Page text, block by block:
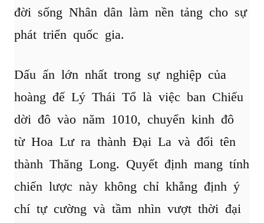
đời sống Nhân dân làm nền tảng cho sự
phát triển quốc gia.
Dấu ấn lớn nhất trong sự nghiệp của
hoàng đế Lý Thái Tổ là việc ban Chiếu
dời đô vào năm 1010, chuyển kinh đô
từ Hoa Lư ra thành Đại La và đổi tên
thành Thăng Long. Quyết định mang tính
chiến lược này không chỉ khẳng định ý
chí tự cường và tầm nhìn vượt thời đại